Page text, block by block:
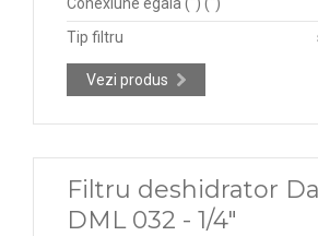
Tip filtru
Vezi produs
Filtru deshidrator
DML 032 - 1/4"